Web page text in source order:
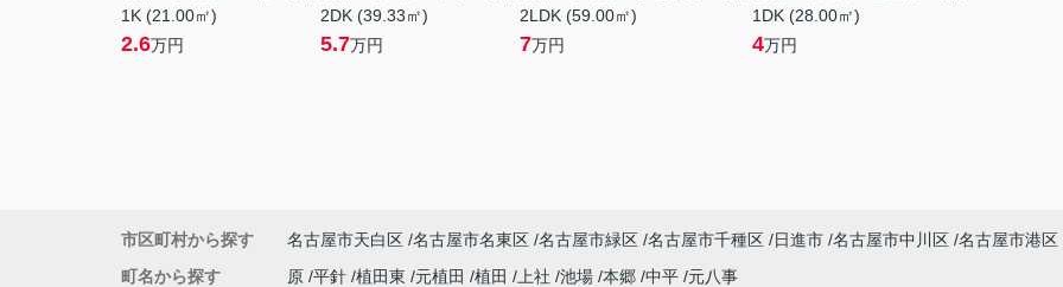
1K (21.00㎡)
2.6万円
2DK (39.33㎡)
5.7万円
2LDK (59.00㎡)
7万円
1DK (28.00㎡)
4万円
市区町村から探す 名古屋市天白区 名古屋市名東区 名古屋市緑区 名古屋市千種区 日進市 名古屋市中川区 名古屋市港区
町名から探す
原 平針 植田東 元植田 植田 上社 池場 本郷 中平 元八事